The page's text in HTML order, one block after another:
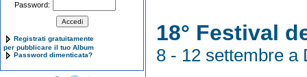
Password:
Registrati gratuitamente
per pubblicare il tuo Album
Password dimenticata?
18° Festival
8 - 12 settembre a